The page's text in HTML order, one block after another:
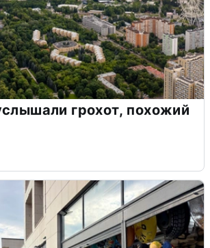
грохот, похожий